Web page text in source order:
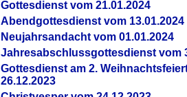
Gottesdienst vom 21.01.2024
Abendgottesdienst vom 13.01.2024
Neujahrsandacht vom 01.01.2024
Jahresabschlussgottesdienst vom
Gottesdienst am 2.
26.12.2023